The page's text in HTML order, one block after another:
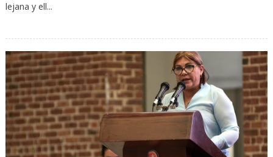
lejana y ell...